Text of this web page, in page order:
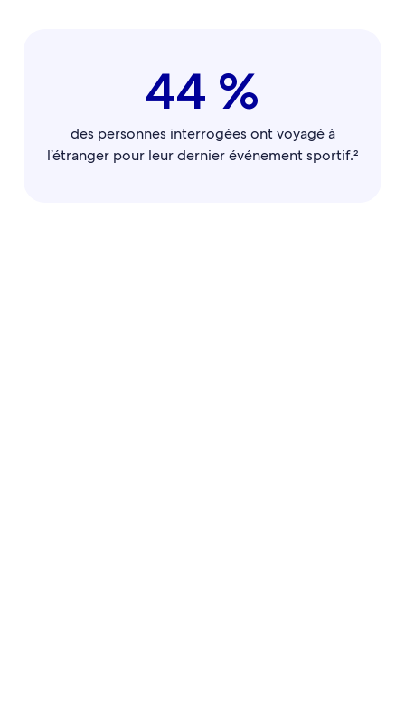
44 %
des personnes interrogées ont voyagé à
l’étranger pour leur dernier événement sportif.²